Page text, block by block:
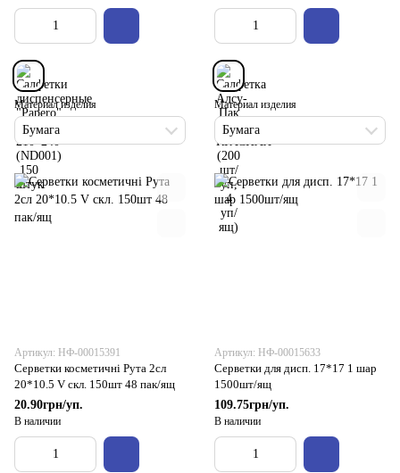
Материал изделия
Бумага
Материал изделия
Бумага
Артикул: НФ-00015391
Серветки косметичні Рута 2сл
20*10.5 V скл. 150шт 48 пак/ящ
20.90грн/уп.
В наличии
Артикул: НФ-00015633
Серветки для дисп. 17*17 1 шар
1500шт/ящ
109.75грн/уп.
В наличии